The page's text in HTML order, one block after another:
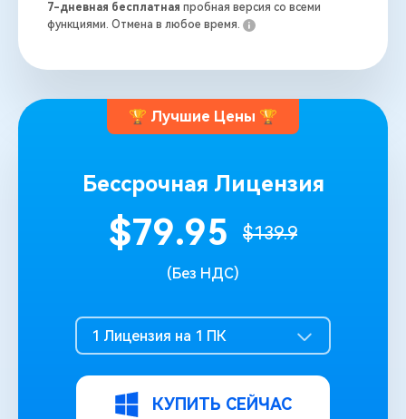
7-дневная бесплатная пробная версия со всеми
функциями. Отмена в любое время.
🏆 Лучшие Цены 🏆
Бессрочная Лицензия
$79.95 $139.9
(Без НДС)
КУПИТЬ СЕЙЧАС
1 Лицензия на 1 ПК